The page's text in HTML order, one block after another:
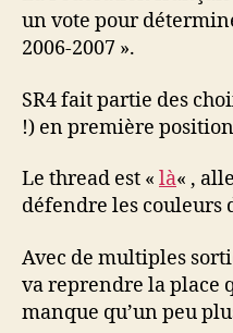
un vote pour
2006-2007 ».
SR4 fait partie des
!) en première
Le thread est « là« ,
défendre les couleurs
Avec de multiples
va reprendre la place
manque qu’un peu